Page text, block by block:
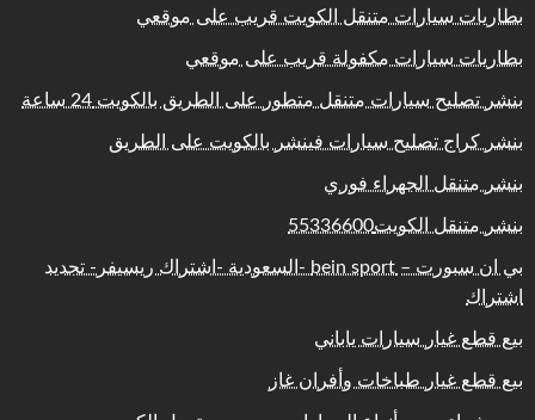
بطاريات سيارات متنقل الكويت قريب على موقعي
بطاريات سيارات مكفولة قريب على موقعي
بنشر تصليح سيارات متنقل متطور على الطريق بالكويت 24 ساعة
بنشر كراج تصليح سيارات فينشر بالكويت على الطريق
بنشر متنقل الجهراء فوري
بنشر متنقل الكويت55336600
بي ان سبورت – bein sport -السعودية -اشتراك ريسيفر- تجديد
اشتراك
بيع قطع غيار سيارات ياباني
بيع قطع غيار طباخات وأفران غاز